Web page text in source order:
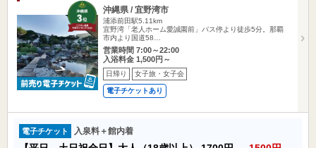
沖縄県 / 宜野湾市
浦添前田駅5.11km
宜野湾「老人ホーム愛誠園前」バス停より徒歩5分。那覇
市内より国道58…
営業時間 7:00～22:00
入浴料金 1,500円～
日帰り 女子旅・女子会
電子チケットあり
電子チケット 入泉料＋館内着